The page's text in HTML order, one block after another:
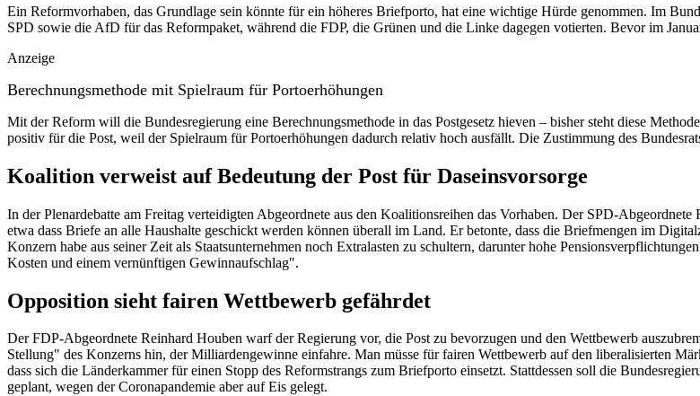
Ein Reformvorhaben, das Grundlage sein könnte für ein höheres Briefporto, hat eine wichtige Hürde genommen. Im
SPD sowie die AfD für das Reformpaket, während die FDP, die Grünen und die Linke dagegen votierten. Bevor im
Anzeige
Berechnungsmethode mit Spielraum für Portoerhöhungen
Mit der Reform will die Bundesregierung eine Berechnungsmethode in das Postgesetz hieven – bisher steht diese
positiv für die Post, weil der Spielraum für Portoerhöhungen dadurch relativ hoch ausfällt. Die Zustimmung des
Koalition verweist auf Bedeutung der Post für Daseinsvorsorge
In der Plenardebatte am Freitag verteidigten Abgeordnete aus den Koalitionsreihen das Vorhaben. Der SPD-
etwa dass Briefe an alle Haushalte geschickt werden können überall im Land. Er betonte, dass die Briefmengen im
Konzern habe aus seiner Zeit als Staatsunternehmen noch Extralasten zu schultern, darunter hohe
Kosten und einem vernünftigen Gewinnaufschlag".
Opposition sieht fairen Wettbewerb gefährdet
Der FDP-Abgeordnete Reinhard Houben warf der Regierung vor, die Post zu bevorzugen und den Wettbewerb
Stellung" des Konzerns hin, der Milliardengewinne einfahre. Man müsse für fairen Wettbewerb auf den liberalisierten
dass sich die Länderkammer für einen Stopp des Reformstrangs zum Briefporto einsetzt. Stattdessen soll die
geplant, wegen der Coronapandemie aber auf Eis gelegt.